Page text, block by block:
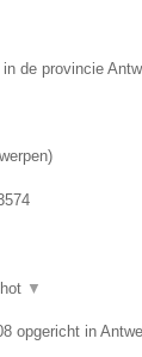
de provincie
)
▼
opgericht in